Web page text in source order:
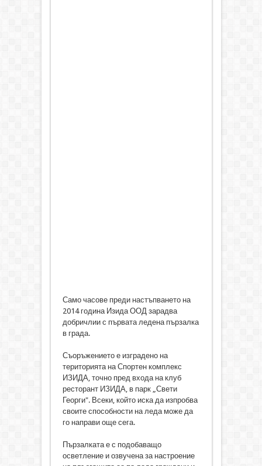
Само часове преди настъпването на
2014 година Изида ООД зарадва
добричлии с първата ледена пързалка
в града.
Съоръжението е изградено на
територията на Спортен комплекс
ИЗИДА, точно пред входа на клуб
ресторант ИЗИДА, в парк „Свети
Георги". Всеки, който иска да изпробва
своите способности на леда може да
го направи още сега.
Пързалката е с подобаващо
осветление и озвучена за настроение